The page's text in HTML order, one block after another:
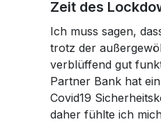
Women and
Financial Podcast
Financial
Planting Hope
Women & Finance
Fund for Education
Career
Partner Bank as an
Benefits
Application Process
Open Positions
Women and
Financial Podcast
Financial
Women & Finance
Fund for Education
Career
Partner Bank as an
Benefits
Application Process
Open Positions
Facebook
Whatsapp
Telegram
Zeit des
Ich muss sagen,
trotz der
verblüffend gut
Partner Bank hat
Covid19
daher fühlte ich